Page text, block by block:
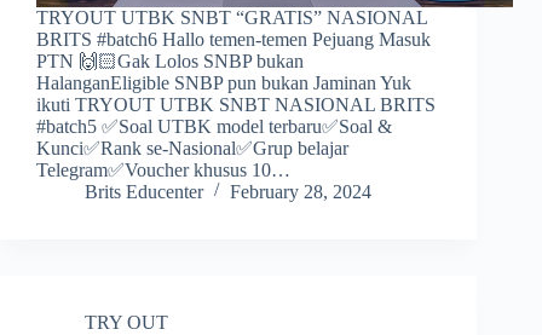
TRYOUT UTBK SNBT “GRATIS” NASIONAL
BRITS #batch6 Hallo temen-temen Pejuang Masuk
PTN 🙌🏻Gak Lolos SNBP bukan
HalanganEligible SNBP pun bukan Jaminan Yuk
ikuti TRYOUT UTBK SNBT NASIONAL BRITS
#batch5 ✅Soal UTBK model terbaru✅Soal &
Kunci✅Rank se-Nasional✅Grup belajar
Telegram✅Voucher khusus 10…
Brits Educenter
February 28, 2024
TRY OUT